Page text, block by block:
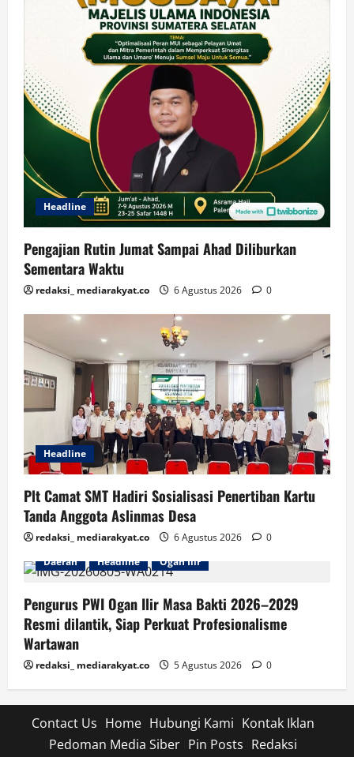
Headline
Pengajian Rutin Jumat Sampai Ahad Diliburkan
Sementara Waktu
redaksi_ mediarakyat.co 6 Agustus 2026 0
Headline
Plt Camat SMT Hadiri Sosialisasi Penertiban Kartu
Tanda Anggota Aslinmas Desa
redaksi_ mediarakyat.co 6 Agustus 2026
0
Daerah
Headline Ogan Ilir
Pengurus PWI Ogan Ilir Masa Bakti 2026–2029
Resmi dilantik, Siap Perkuat Profesionalisme
Wartawan
redaksi_ mediarakyat.co 5 Agustus 2026 0
Contact Us Home Hubungi Kami Kontak Iklan
Pedoman Media Siber Pin Posts Redaksi